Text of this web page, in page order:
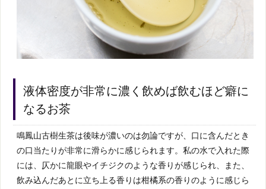
液体密度が非常に濃く飲めば飲むほど癖に
なるお茶
鳴鳳山古樹生茶は後味が濃いのは勿論ですが、口に含んだとき
の口当たりが非常に滑らかに感じられます。私の水で入れた際
には、仄かに龍眼やイチジクのような香りが感じられ、また、
飲み込んだあとに立ち上る香りは柑橘系の香りのように感じら